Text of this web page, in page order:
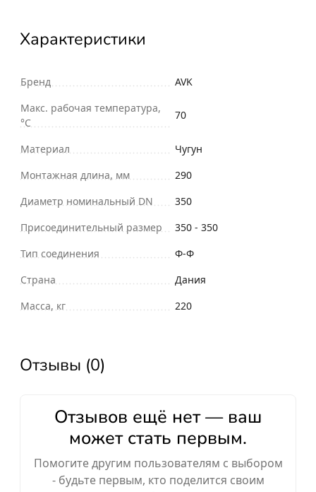
Характеристики
Бренд
AVK
Макс. рабочая температура,
°С
70
Материал
Чугун
Монтажная длина, мм
290
Диаметр номинальный DN
350
Присоединительный размер
350 - 350
Тип соединения
Ф-Ф
Страна
Дания
Масса, кг
220
Отзывы (0)
Отзывов ещё нет — ваш
может стать первым.
Помогите другим пользователям с выбором
- будьте первым, кто поделится своим